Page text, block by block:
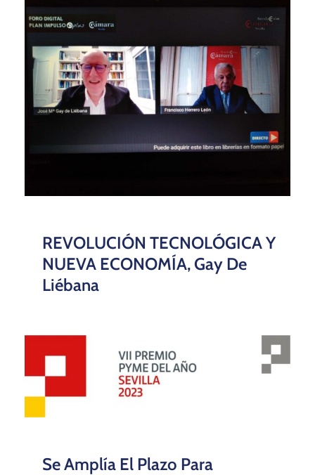
REVOLUCIÓN TECNOLÓGICA Y
NUEVA ECONOMÍA, Gay De
Liébana
Se Amplía El Plazo Para